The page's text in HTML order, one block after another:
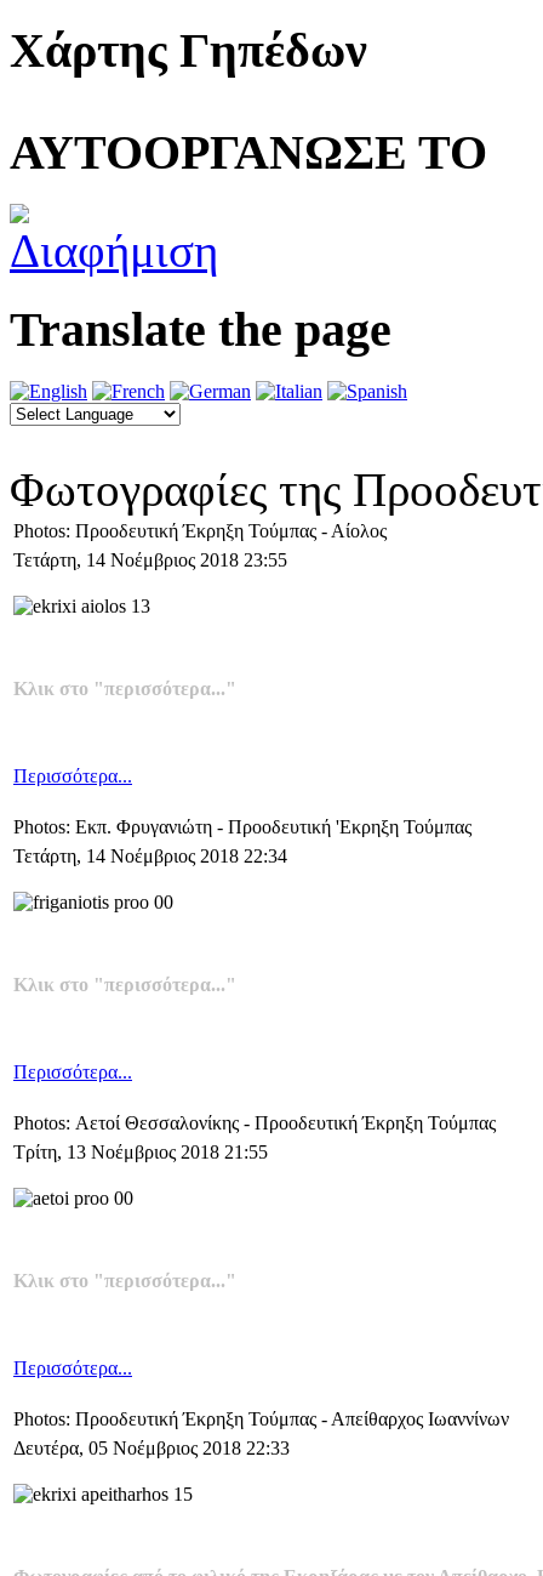
Χάρτης Γηπέδων
ΑΥΤΟΟΡΓΑΝΩΣΕ ΤΟ
Translate the page
Φωτογραφίες της
Photos: Προοδευτική Έκρηξη Τούμπας - Αίολος
Τετάρτη, 14 Νοέμβριος 2018 23:55
Κλικ στο "περισσότερα..."
Περισσότερα...
Photos: Eκπ. Φρυγανιώτη - Προοδευτική 'Εκρηξη Τούμπας
Τετάρτη, 14 Νοέμβριος 2018 22:34
Κλικ στο "περισσότερα..."
Περισσότερα...
Photos: Αετοί Θεσσαλονίκης - Προοδευτική Έκρηξη Τούμπας
Τρίτη, 13 Νοέμβριος 2018 21:55
Κλικ στο "περισσότερα..."
Περισσότερα...
Photos: Προοδευτική Έκρηξη Τούμπας - Απείθαρχος Ιωαννίνων
Δευτέρα, 05 Νοέμβριος 2018 22:33